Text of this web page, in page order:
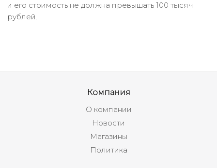
и его стоимость не должна превышать 100 тысяч
рублей.
Компания
О компании
Новости
Магазины
Политика